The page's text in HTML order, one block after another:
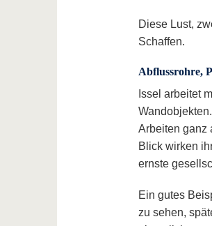
Diese Lust,
Schaffen.
Abflussrohre,
Issel arbeitet
Arbeiten ganz
Blick wirken
ernste
Ein gutes
zu sehen,